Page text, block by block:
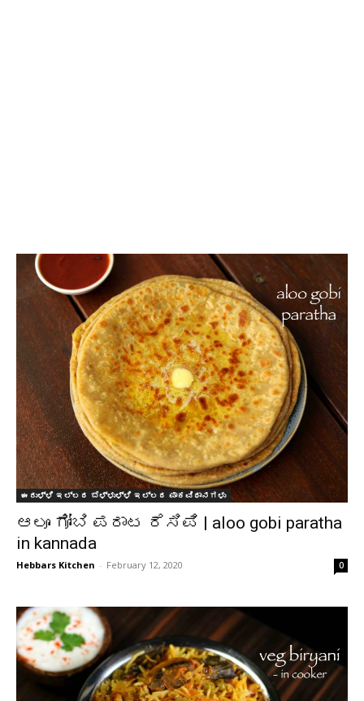
ಈರುಳ್ಳಿ ಇಲ್ಲದ ಬೆಳ್ಳುಳ್ಳಿ ಇಲ್ಲದ ಪಾಕವಿಧಾನಗಳು
ಆಲೂ ಗೋಬಿ ಪರಾಟ ರೆಸಿಪಿ | aloo gobi paratha
in kannada
Hebbars Kitchen - February 12, 2020 0